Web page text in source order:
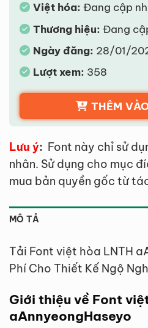
Việt hóa: Đang cập
Thương hiệu: Đang
Ngày đăng: 28/01/
Lượt xem: 358
THÊM
Lưu ý: Font này chỉ sử
nhân. Sử dụng cho mục
mua bản quyền gốc từ
MÔ TẢ
Tải Font việt hòa LNTH
Phí Cho Thiết Kế Ngộ
Giới thiệu về Font
aAnnyeongHaseyo